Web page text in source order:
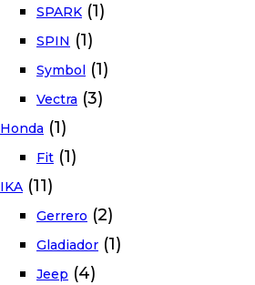
SPARK (1)
SPIN (1)
Symbol (1)
Vectra (3)
Honda (1)
Fit (1)
IKA (11)
Gerrero (2)
Gladiador (1)
Jeep (4)